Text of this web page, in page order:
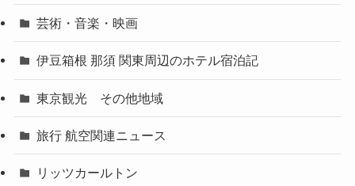
芸術・音楽・映画
伊豆箱根 那須 関東周辺のホテル宿泊記
東京観光 その他地域
旅行 航空関連ニュース
リッツカールトン